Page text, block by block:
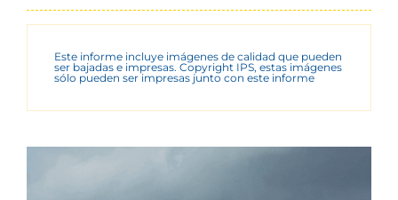
Este informe incluye imágenes de calidad que pueden
ser bajadas e impresas. Copyright IPS, estas imágenes
sólo pueden ser impresas junto con este informe